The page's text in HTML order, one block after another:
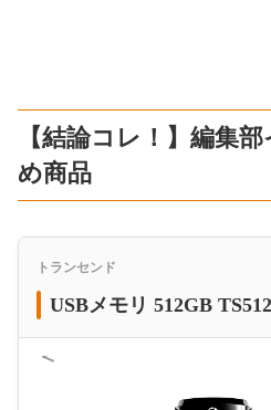
【結論コレ！】編集
め商品
トランセンド
USBメモリ 512GB
＜